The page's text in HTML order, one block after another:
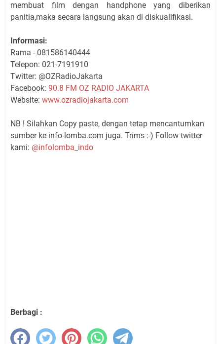
membuat film dengan handphone yang diberikan
panitia,maka secara langsung akan di diskualifikasi.
Informasi:
Rama - 081586140444
Telepon: 021-7191910
Twitter: @OZRadioJakarta
Facebook: 90.8 FM OZ RADIO JAKARTA
Website: www.ozradiojakarta.com
NB ! Silahkan Copy paste, dengan tetap mencantumkan
sumber ke info-lomba.com juga. Trims :-) Follow twitter
kami: @infolomba_indo
Berbagi :